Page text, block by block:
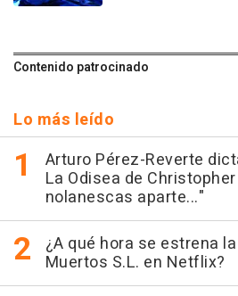
Contenido patrocinado
Lo más leído
Arturo Pérez-Reverte
La Odisea de
nolanescas aparte..."
¿A qué hora se estrena
Muertos S.L. en Netflix?